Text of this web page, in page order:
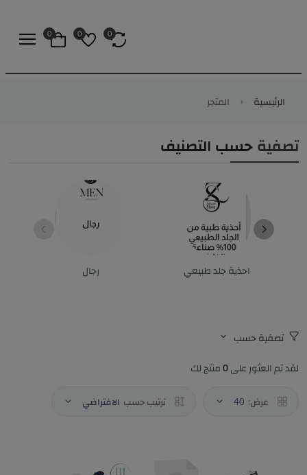
0
0
0
الرئيسية المتجر
تصفية حسب التصنيف
احذية جلد طبيعي رجال
تصفية حسب
لقد تم العثور على 0 منتج لك
عرض: 40 ترتيب حسب الافتراضي